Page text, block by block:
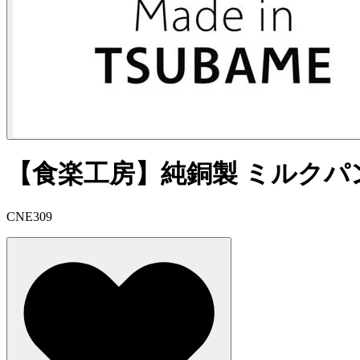
【食楽工房】純銅製 ミルクパ
CNE309